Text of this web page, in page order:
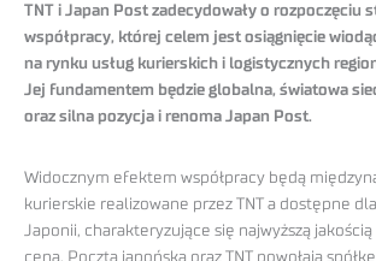
TNT i Japan Post zadecydowały o rozpoczęciu
współpracy, której celem jest osiągnięcie
na rynku usług kurierskich i logistycznych
Jej fundamentem będzie globalna, światowa
oraz silna pozycja i renoma Japan Post.
Widocznym efektem współpracy będą
kurierskie realizowane przez TNT a dostępne
Japonii, charakteryzujące się najwyższą
ceną. Poczta japońska oraz TNT powołają